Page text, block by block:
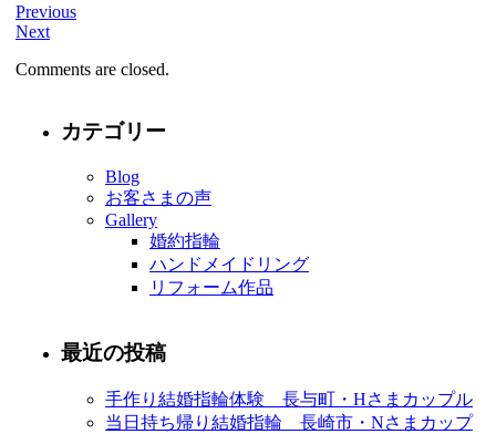
Previous
Next
Comments are closed.
カテゴリー
Blog
お客さまの声
Gallery
婚約指輪
ハンドメイドリング
リフォーム作品
最近の投稿
手作り結婚指輪体験 長与町・Hさまカップル
当日持ち帰り結婚指輪 長崎市・Nさまカップ